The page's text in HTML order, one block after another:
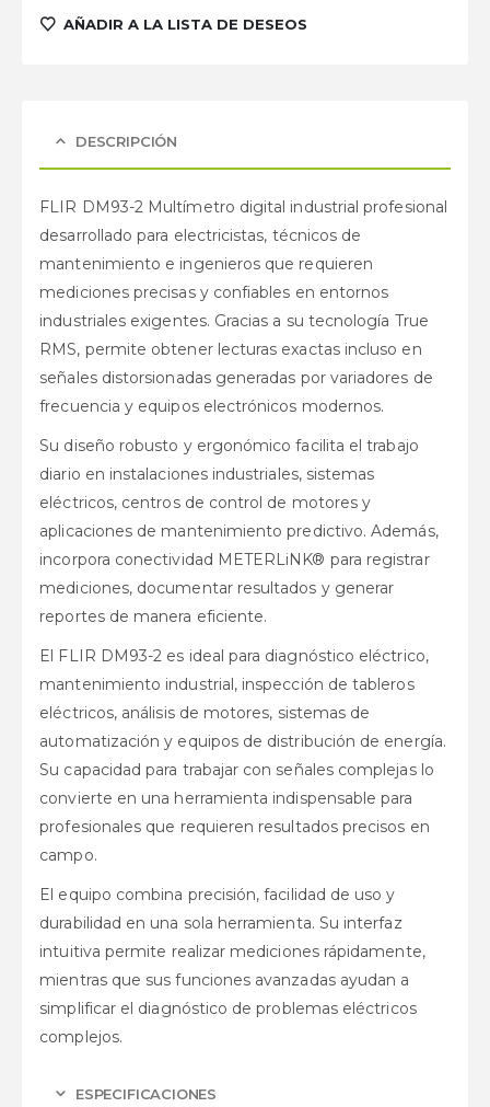
AÑADIR A LA LISTA DE DESEOS
DESCRIPCIÓN
FLIR DM93-2 Multímetro digital industrial profesional
desarrollado para electricistas, técnicos de
mantenimiento e ingenieros que requieren
mediciones precisas y confiables en entornos
industriales exigentes. Gracias a su tecnología True
RMS, permite obtener lecturas exactas incluso en
señales distorsionadas generadas por variadores de
frecuencia y equipos electrónicos modernos.
Su diseño robusto y ergonómico facilita el trabajo
diario en instalaciones industriales, sistemas
eléctricos, centros de control de motores y
aplicaciones de mantenimiento predictivo. Además,
incorpora conectividad METERLiNK® para registrar
mediciones, documentar resultados y generar
reportes de manera eficiente.
El FLIR DM93-2 es ideal para diagnóstico eléctrico,
mantenimiento industrial, inspección de tableros
eléctricos, análisis de motores, sistemas de
automatización y equipos de distribución de energía.
Su capacidad para trabajar con señales complejas lo
convierte en una herramienta indispensable para
profesionales que requieren resultados precisos en
campo.
El equipo combina precisión, facilidad de uso y
durabilidad en una sola herramienta. Su interfaz
intuitiva permite realizar mediciones rápidamente,
mientras que sus funciones avanzadas ayudan a
simplificar el diagnóstico de problemas eléctricos
complejos.
ESPECIFICACIONES